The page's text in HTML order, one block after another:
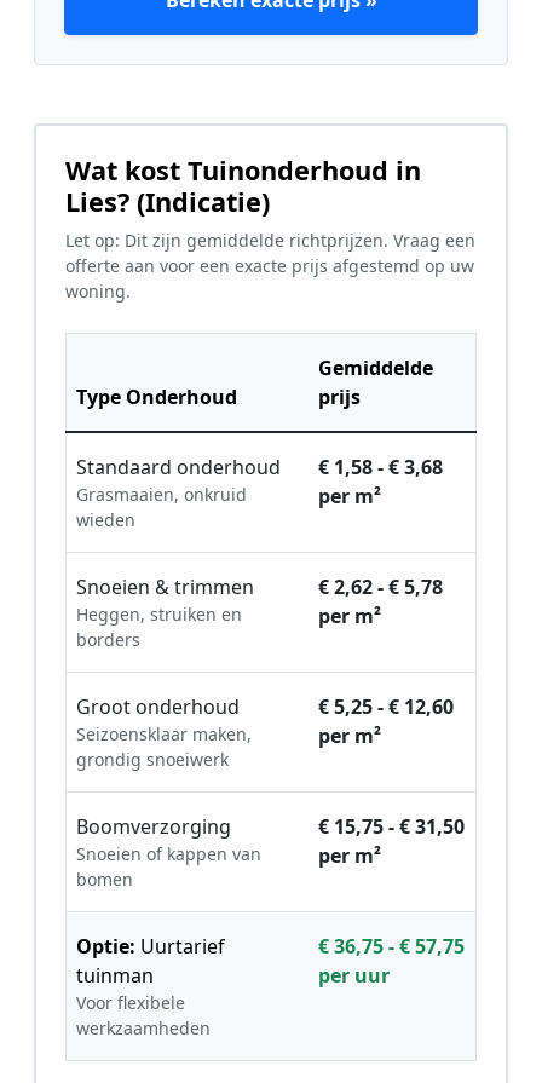
Wat kost Tuinonderhoud in
Lies? (Indicatie)
Let op: Dit zijn gemiddelde richtprijzen. Vraag een
offerte aan voor een exacte prijs afgestemd op uw
woning.
Type Onderhoud
Gemiddelde
prijs
Standaard onderhoud
Grasmaaien, onkruid
wieden
€ 1,58 - € 3,68
per m²
Snoeien & trimmen
Heggen, struiken en
borders
€ 2,62 - € 5,78
per m²
Groot onderhoud
Seizoensklaar maken,
grondig snoeiwerk
€ 5,25 - € 12,60
per m²
Boomverzorging
Snoeien of kappen van
bomen
€ 15,75 - € 31,50
per m²
Optie: Uurtarief
tuinman
Voor flexibele
werkzaamheden
€ 36,75 - € 57,75
per uur